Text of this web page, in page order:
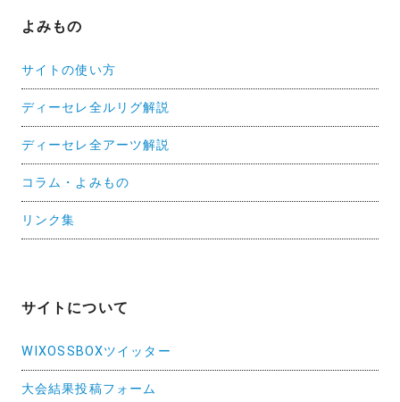
よみもの
サイトの使い方
ディーセレ全ルリグ解説
ディーセレ全アーツ解説
コラム・よみもの
リンク集
サイトについて
WIXOSSBOXツイッター
大会結果投稿フォーム